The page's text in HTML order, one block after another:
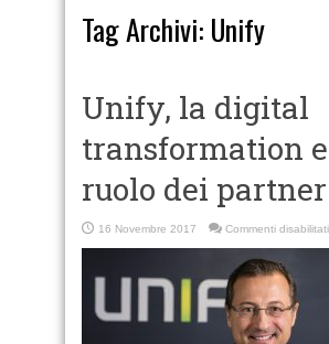
Tag Archivi: Unify
Unify, la digital
transformation
ruolo dei partner
16 Novembre 2017 Commenti disabilitati